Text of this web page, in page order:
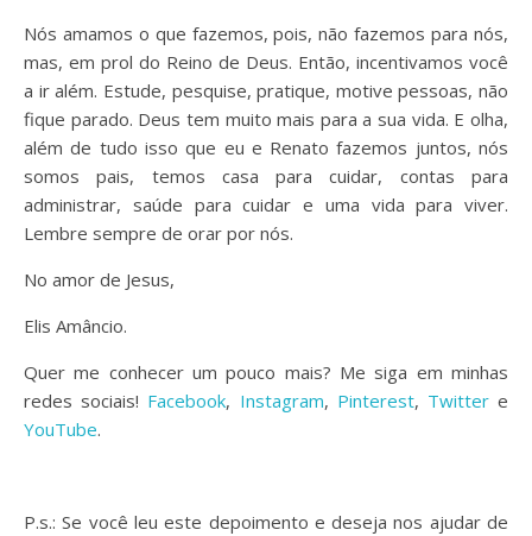
Nós amamos o que fazemos, pois, não fazemos para nós,
mas, em prol do Reino de Deus. Então, incentivamos você
a ir além. Estude, pesquise, pratique, motive pessoas, não
fique parado. Deus tem muito mais para a sua vida. E olha,
além de tudo isso que eu e Renato fazemos juntos, nós
somos pais, temos casa para cuidar, contas para
administrar, saúde para cuidar e uma vida para viver.
Lembre sempre de orar por nós.
No amor de Jesus,
Elis Amâncio.
Quer me conhecer um pouco mais? Me siga em minhas
redes sociais! Facebook, Instagram, Pinterest, Twittere
YouTube.
P.s.: Se você leu este depoimento e deseja nos ajudar de